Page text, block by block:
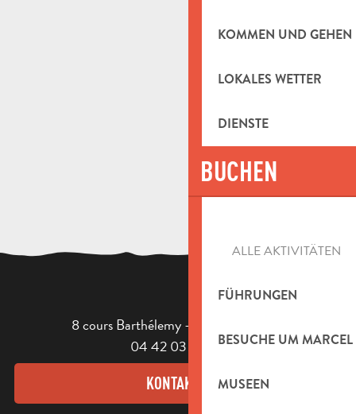
KOMMEN UND GEHEN
LOKALES WETTER
DIENSTE
BUCHEN
ALLE AKTIVITÄTEN
FÜHRUNGEN
BESUCHE UM
MUSEEN
8 cours Barthélemy - 13400 Aubagne
04 42 03 49 98
KONTAKT